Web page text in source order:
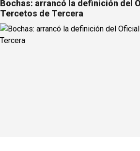
Bochas: arrancó la definición del
Tercetos de Tercera